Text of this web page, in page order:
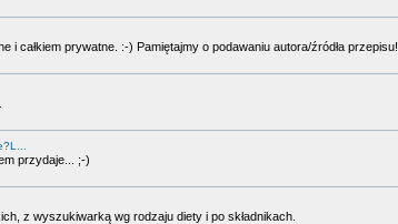
i całkiem prywatne. :-) Pamiętajmy o podawaniu autora/źródła przepisu!
przydaje... ;-)
z wyszukiwarką wg rodzaju diety i po składnikach.